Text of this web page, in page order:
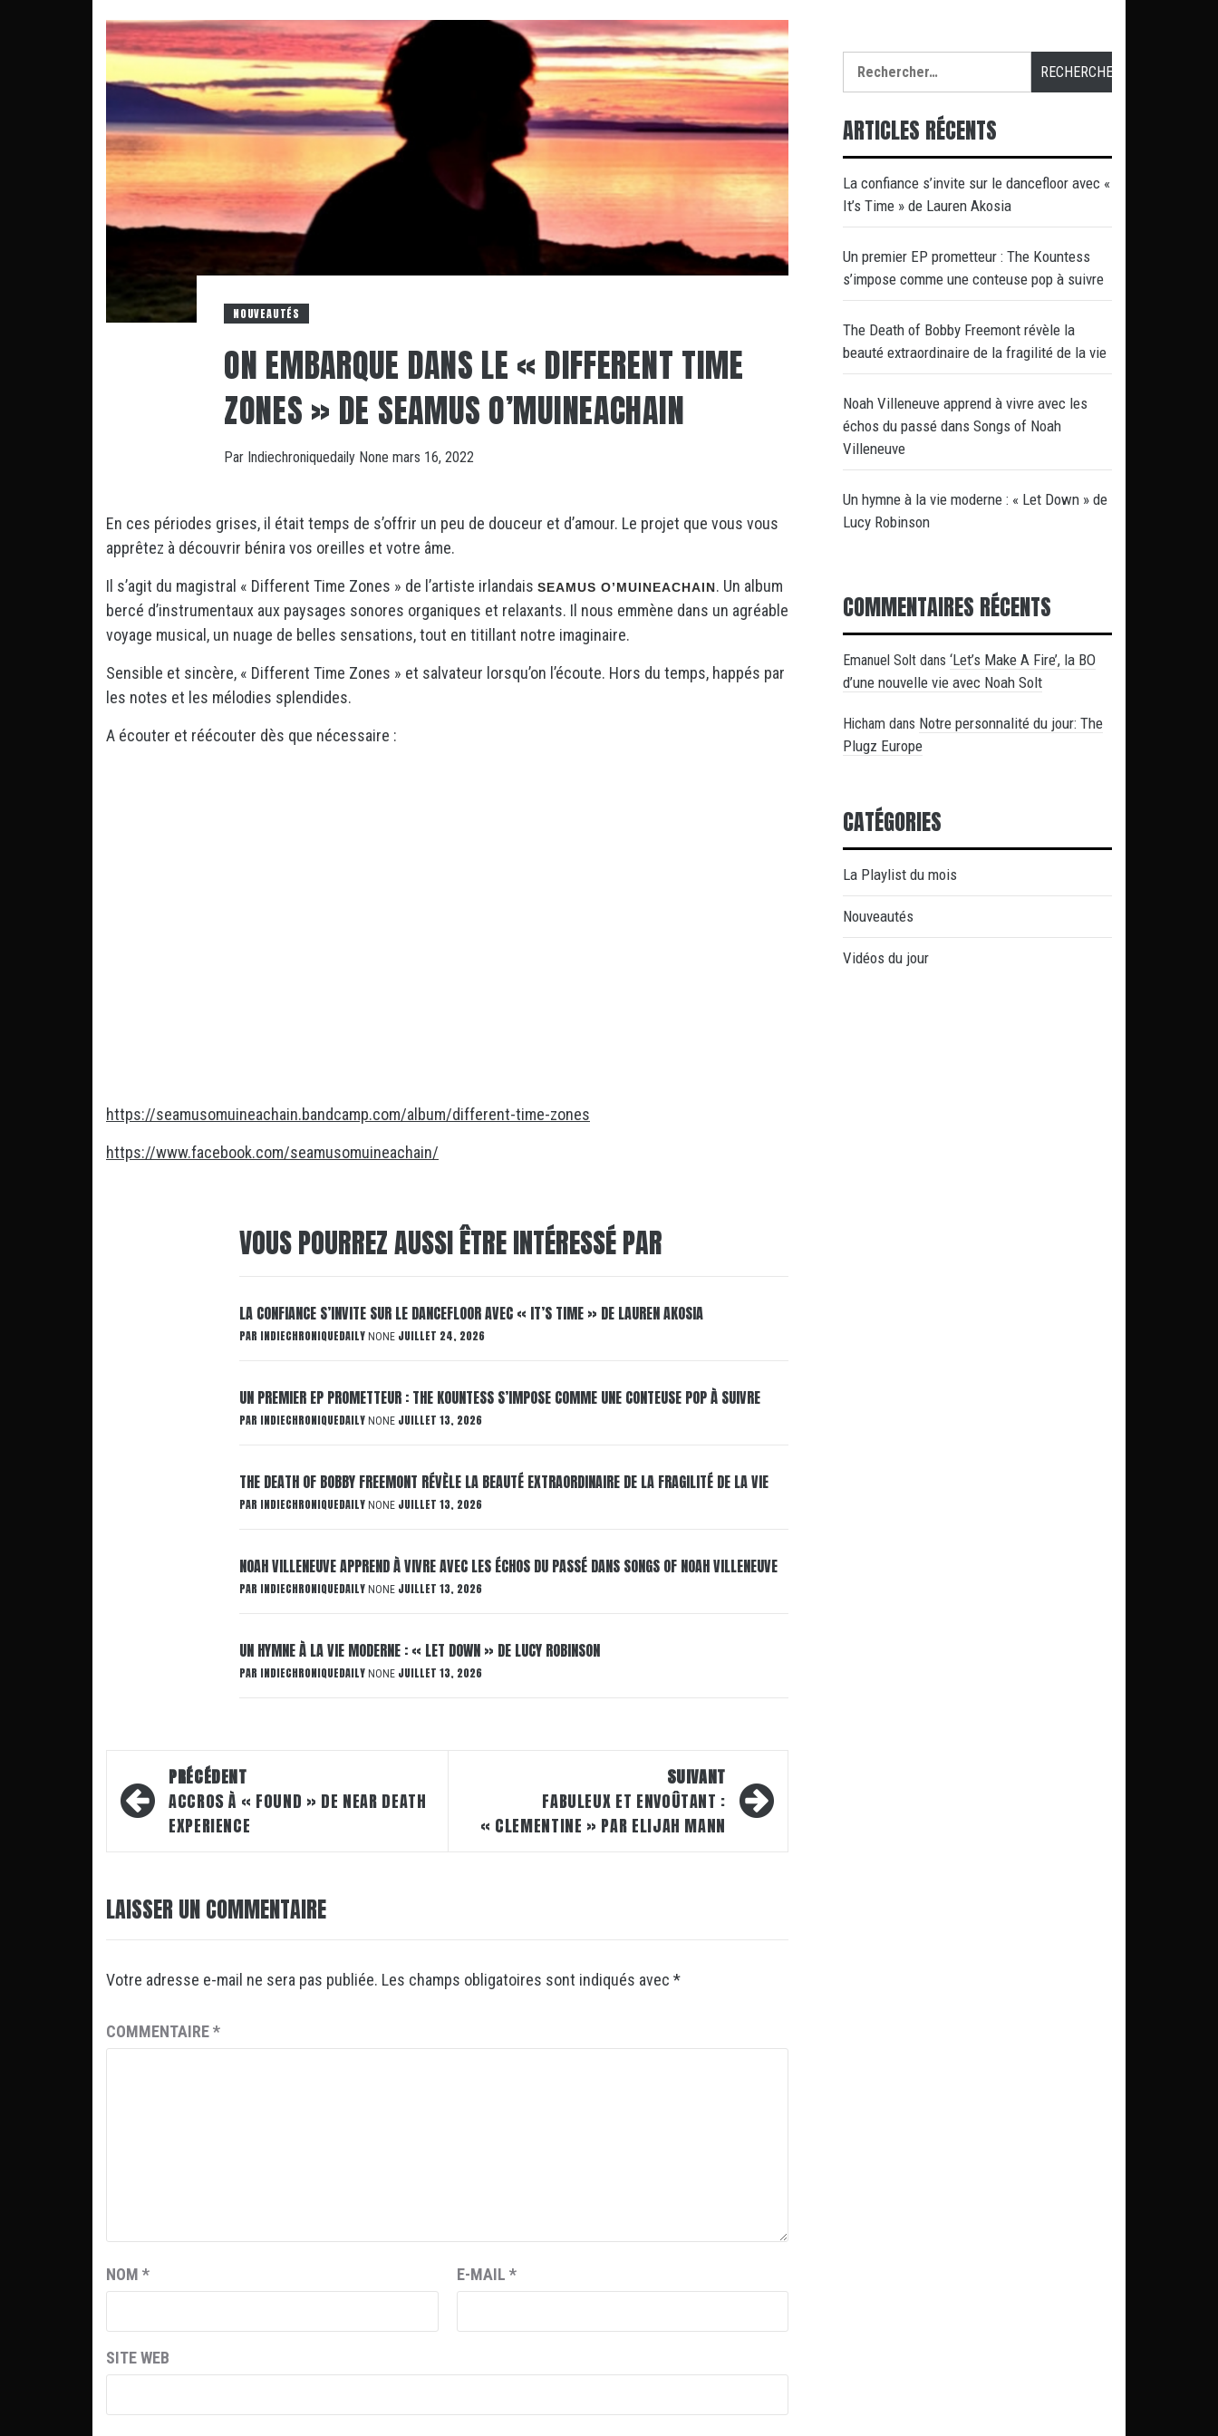
NOUVEAUTÉS
ON EMBARQUE DANS LE « DIFFERENT TIME
ZONES » DE SEAMUS O’MUINEACHAIN
Par Indiechroniquedaily None mars 16, 2022
En ces périodes grises, il était temps de s’offrir un peu de douceur et d’amour. Le projet que vous vous
apprêtez à découvrir bénira vos oreilles et votre âme.
Il s’agit du magistral « Different Time Zones » de l’artiste irlandais SEAMUS O’MUINEACHAIN. Un album
bercé d’instrumentaux aux paysages sonores organiques et relaxants. Il nous emmène dans un agréable
voyage musical, un nuage de belles sensations, tout en titillant notre imaginaire.
Sensible et sincère, « Different Time Zones » et salvateur lorsqu’on l’écoute. Hors du temps, happés par
les notes et les mélodies splendides.
A écouter et réécouter dès que nécessaire :
https://seamusomuineachain.bandcamp.com/album/different-time-zones
https://www.facebook.com/seamusomuineachain/
VOUS POURREZ AUSSI ÊTRE INTÉRESSÉ PAR
LA CONFIANCE S’INVITE SUR LE DANCEFLOOR AVEC « IT’S TIME » DE LAUREN AKOSIA
PAR INDIECHRONIQUEDAILY NONE JUILLET 24, 2026
UN PREMIER EP PROMETTEUR : THE KOUNTESS S’IMPOSE COMME UNE CONTEUSE POP À SUIVRE
PAR INDIECHRONIQUEDAILY NONE JUILLET 13, 2026
THE DEATH OF BOBBY FREEMONT RÉVÈLE LA BEAUTÉ EXTRAORDINAIRE DE LA FRAGILITÉ DE LA VIE
PAR INDIECHRONIQUEDAILY NONE JUILLET 13, 2026
NOAH VILLENEUVE APPREND À VIVRE AVEC LES ÉCHOS DU PASSÉ DANS SONGS OF NOAH VILLENEUVE
PAR INDIECHRONIQUEDAILY NONE JUILLET 13, 2026
UN HYMNE À LA VIE MODERNE : « LET DOWN » DE LUCY ROBINSON
PAR INDIECHRONIQUEDAILY NONE JUILLET 13, 2026
Navigation
d’article
PRÉCÉDENT
ACCROS À « FOUND » DE NEAR DEATH
EXPERIENCE
SUIVANT
FABULEUX ET ENVOÛTANT :
« CLEMENTINE » PAR ELIJAH MANN
LAISSER UN COMMENTAIRE
Votre adresse e-mail ne sera pas publiée. Les champs obligatoires sont indiqués avec *
COMMENTAIRE*
NOM * E-MAIL *
SITE WEB
ARTICLES RÉCENTS
La confiance s’invite sur le dancefloor avec «
It’s Time » de Lauren Akosia
Un premier EP prometteur : The Kountess
s’impose comme une conteuse pop à suivre
The Death of Bobby Freemont révèle la
beauté extraordinaire de la fragilité de la vie
Noah Villeneuve apprend à vivre avec les
échos du passé dans Songs of Noah
Villeneuve
Un hymne à la vie moderne : « Let Down » de
Lucy Robinson
COMMENTAIRES RÉCENTS
Emanuel Solt dans ‘Let’s Make A Fire’, la BO
d’une nouvelle vie avec Noah Solt
Hicham dans Notre personnalité du jour: The
Plugz Europe
CATÉGORIES
La Playlist du mois
Nouveautés
Vidéos du jour